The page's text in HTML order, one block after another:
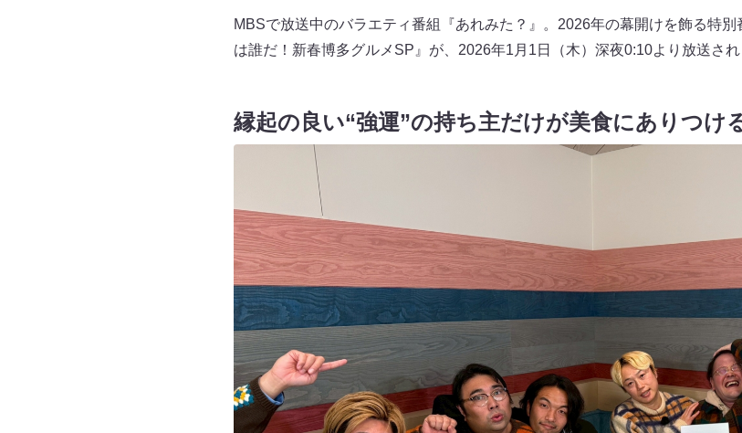
MBSで放送中のバラエティ番組『あれみた？』。2026年の幕開けを飾る特
は誰だ！新春博多グルメSP』が、2026年1月1日（木）深夜0:10より放送され
縁起の良い“強運”の持ち主だけが美食にありつけ